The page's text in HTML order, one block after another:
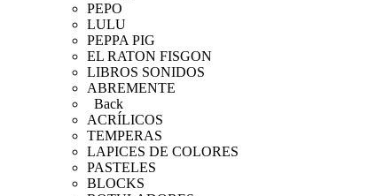
PEPO
LULU
PEPPA PIG
EL RATON FISGON
LIBROS SONIDOS
ABREMENTE
Back
ACRÍLICOS
TEMPERAS
LAPICES DE COLORES
PASTELES
BLOCKS